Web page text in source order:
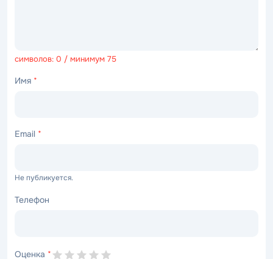
символов: 0 / минимум 75
Имя *
Email *
Не публикуется.
Телефон
Оценка *